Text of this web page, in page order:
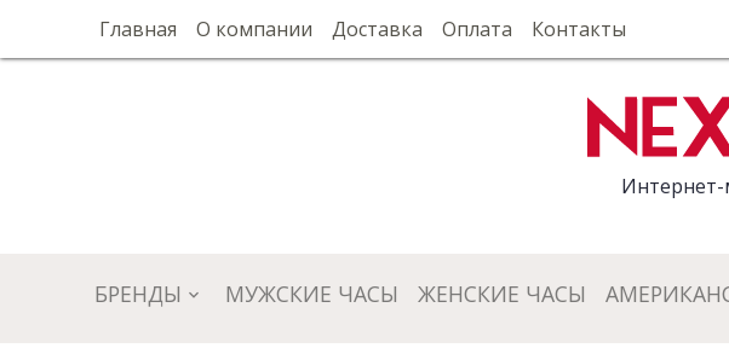
Главная О компании Доставка Оплата Контакты
Интернет-
БРЕНДЫ МУЖСКИЕ ЧАСЫ ЖЕНСКИЕ ЧАСЫ